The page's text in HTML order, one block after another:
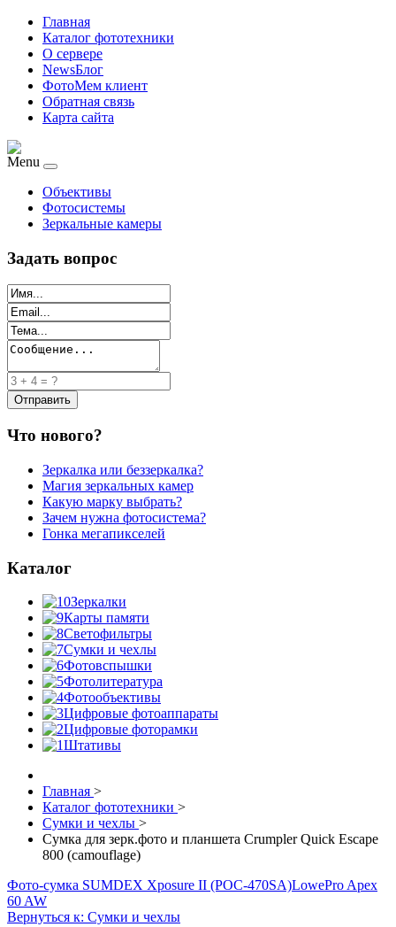
Главная
Каталог фототехники
О сервере
NewsБлог
ФотоМем клиент
Обратная связь
Карта сайта
Menu
Объективы
Фотосистемы
Зеркальные камеры
Задать вопрос
Что нового?
Зеркалка или беззеркалка?
Магия зеркальных камер
Какую марку выбрать?
Зачем нужна фотосистема?
Гонка мегапикселей
Каталог
Зеркалки
Карты памяти
Светофильтры
Сумки и чехлы
Фотовспышки
Фотолитература
Фотообъективы
Цифровые фотоаппараты
Цифровые фоторамки
Штативы
Главная >
Каталог фототехники >
Сумки и чехлы >
Сумка для зерк.фото и планшета Crumpler Quick Escape
800 (camouflage)
Фото-сумка SUMDEX Xposure II (POC-470SA)LowePro Apex
60 AW
Вернуться к: Сумки и чехлы